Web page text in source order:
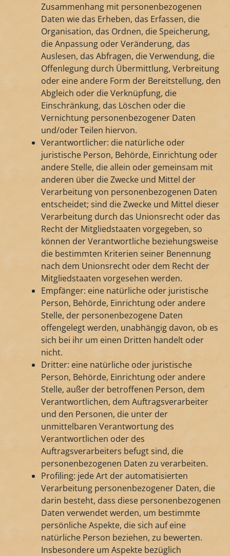
Zusammenhang mit personenbezogenen
Daten wie das Erheben, das Erfassen, die
Organisation, das Ordnen, die Speicherung,
die Anpassung oder Veränderung, das
Auslesen, das Abfragen, die Verwendung, die
Offenlegung durch Übermittlung, Verbreitung
oder eine andere Form der Bereitstellung, den
Abgleich oder die Verknüpfung, die
Einschränkung, das Löschen oder die
Vernichtung personenbezogener Daten
und/oder Teilen hiervon.
Verantwortlicher: die natürliche oder
juristische Person, Behörde, Einrichtung oder
andere Stelle, die allein oder gemeinsam mit
anderen über die Zwecke und Mittel der
Verarbeitung von personenbezogenen Daten
entscheidet; sind die Zwecke und Mittel dieser
Verarbeitung durch das Unionsrecht oder das
Recht der Mitgliedstaaten vorgegeben, so
können der Verantwortliche beziehungsweise
die bestimmten Kriterien seiner Benennung
nach dem Unionsrecht oder dem Recht der
Mitgliedstaaten vorgesehen werden.
Empfänger: eine natürliche oder juristische
Person, Behörde, Einrichtung oder andere
Stelle, der personenbezogene Daten
offengelegt werden, unabhängig davon, ob es
sich bei ihr um einen Dritten handelt oder
nicht.
Dritter: eine natürliche oder juristische
Person, Behörde, Einrichtung oder andere
Stelle, außer der betroffenen Person, dem
Verantwortlichen, dem Auftragsverarbeiter
und den Personen, die unter der
unmittelbaren Verantwortung des
Verantwortlichen oder des
Auftragsverarbeiters befugt sind, die
personenbezogenen Daten zu verarbeiten.
Profiling: jede Art der automatisierten
Verarbeitung personenbezogener Daten, die
darin besteht, dass diese personenbezogenen
Daten verwendet werden, um bestimmte
persönliche Aspekte, die sich auf eine
natürliche Person beziehen, zu bewerten.
Insbesondere um Aspekte bezüglich